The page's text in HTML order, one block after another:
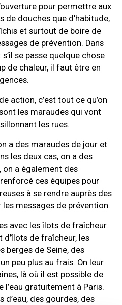
pour permettre aux
de douches que d’habitude,
et surtout de boire de
de prévention. Dans
se passe quelque chose
de chaleur, il faut être en
action, c’est tout ce qu’on
les maraudes qui vont
les rues.
a des maraudes de jour et
les deux cas, on a des
on a également des
ces équipes pour
à se rendre auprès des
les messages de prévention.
avec les îlots de fraîcheur.
d’îlots de fraîcheur, les
berges de Seine, des
peu plus au frais. On leur
là où il est possible de
l’eau gratuitement à Paris.
d’eau, des gourdes, des